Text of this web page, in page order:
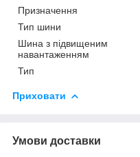
Призначення
Тип шини
Шина з підвищеним
навантаженням
Тип
Приховати
Умови доставки